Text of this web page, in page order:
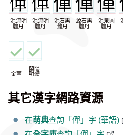
源流明
體月
源流明
體丹
源石黑
體月
源石黑
體丹
源泉圓
體月
金萱
蘭陽
明體
其它漢字網路資源
在萌典查詢「僤」字 (華語)